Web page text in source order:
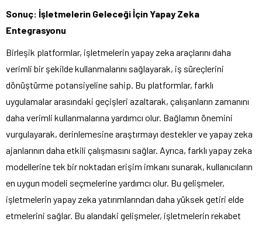
Sonuç: İşletmelerin Geleceği İçin Yapay Zeka
Entegrasyonu
Birleşik platformlar, işletmelerin yapay zeka araçlarını daha
verimli bir şekilde kullanmalarını sağlayarak, iş süreçlerini
dönüştürme potansiyeline sahip. Bu platformlar, farklı
uygulamalar arasındaki geçişleri azaltarak, çalışanların zamanını
daha verimli kullanmalarına yardımcı olur. Bağlamın önemini
vurgulayarak, derinlemesine araştırmayı destekler ve yapay zeka
ajanlarının daha etkili çalışmasını sağlar. Ayrıca, farklı yapay zeka
modellerine tek bir noktadan erişim imkanı sunarak, kullanıcıların
en uygun modeli seçmelerine yardımcı olur. Bu gelişmeler,
işletmelerin yapay zeka yatırımlarından daha yüksek getiri elde
etmelerini sağlar. Bu alandaki gelişmeler, işletmelerin rekabet